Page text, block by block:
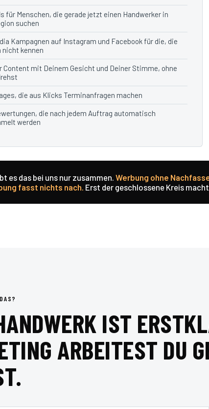
für Menschen, die gerade jetzt einen Handwerker in
suchen
Kampagnen auf Instagram und Facebook für die, die
nicht kennen
Content mit Deinem Gesicht und Deiner Stimme, ohne
die aus Klicks Terminanfragen machen
die nach jedem Auftrag automatisch
werden
es das bei uns nur zusammen. Werbung ohne
fasst nichts nach. Erst der geschlossene Kreis
IST
ARBEITEST DU